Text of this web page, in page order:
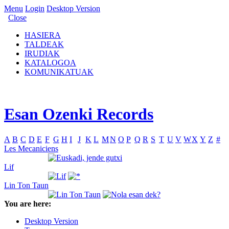
Menu Login Desktop Version
Close
HASIERA
TALDEAK
IRUDIAK
KATALOGOA
KOMUNIKATUAK
Esan Ozenki Records
A B C D E F G H I J K L MN O P Q R S T U V WX Y Z #
Les Mecaniciens
Lif
Lin Ton Taun
You are here:
Desktop Version